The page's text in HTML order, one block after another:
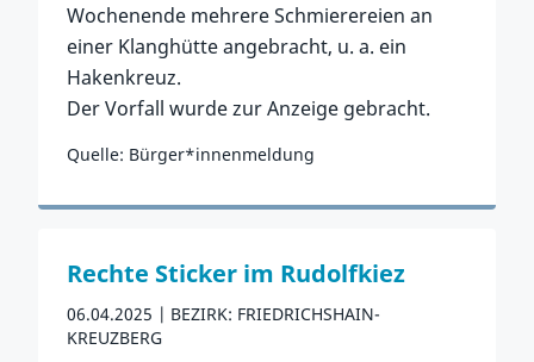
Wochenende mehrere Schmierereien an
einer Klanghütte angebracht, u. a. ein
Hakenkreuz.
Der Vorfall wurde zur Anzeige gebracht.
Quelle: Bürger*innenmeldung
Zum Vorfall
Rechte Sticker im Rudolfkiez
06.04.2025
BEZIRK: FRIEDRICHSHAIN-
KREUZBERG